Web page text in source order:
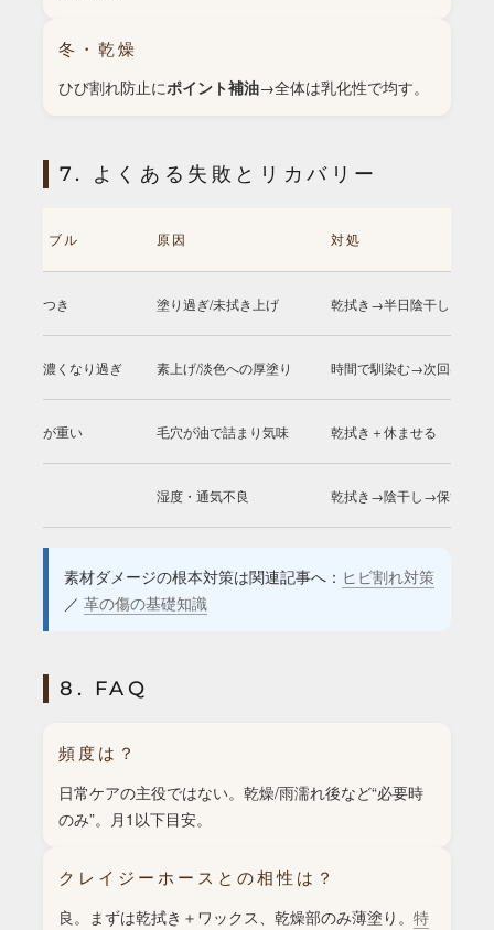
冬・乾燥
ひび割れ防止にポイント補油→全体は乳化性で均す。
7. よくある失敗とリカバリー
トラブル 原因 対処
ベタつき 塗り過ぎ/未拭き上げ 乾拭き→半日陰干し
色が濃くなり過ぎ 素上げ/淡色への厚塗り 時間で馴染む→次回は乳化
質感が重い 毛穴が油で詰まり気味 乾拭き＋休ませる
湿度・通気不良 乾拭き→陰干し→保管環境
素材ダメージの根本対策は関連記事へ： ヒビ割れ対策
／ 革の傷の基礎知識
8. FAQ
頻度は？
日常ケアの主役ではない。乾燥/雨濡れ後など“必要時
のみ”。月1以下目安。
クレイジーホースとの相性は？
良。まずは乾拭き＋ワックス、乾燥部のみ薄塗り。 特